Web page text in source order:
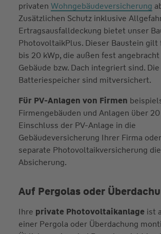
privaten Wohngebäudeversicherung
Zusätzlichen Schutz inklusive
Ertragsausfalldeckung bietet unser
PhotovoltaikPlus. Dieser Baustein gilt
bis 20 kWp, die außen fest
Gebäude bzw. Dach integriert sind. Die
Batteriespeicher sind mitversichert.
Für PV-Anlagen von Firmen
Firmengebäuden und Anlagen über
Einschluss der PV-Anlage in die
Gebäudeversicherung Ihrer Firma
separate Photovoltaikversicherung
Absicherung.
Auf Pergolas oder
Ihre private Photovoltaikanlageist
einer Pergola oder Überdachung